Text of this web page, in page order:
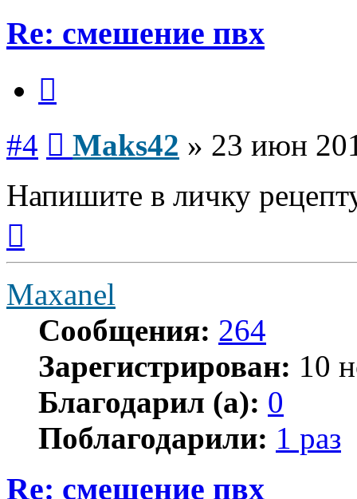
Re: смешение пвх
#4 Maks42 » 23 июн
Напишите в личку
началу
Maxanel
Сообщения: 264
Зарегистрирован: 10
Благодарил (а): 0
Поблагодарили: 1 раз
Re: смешение пвх